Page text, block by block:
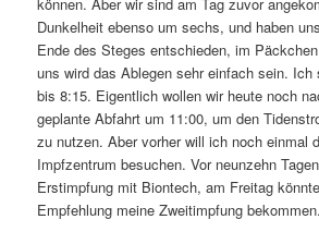
Dunkelheit ebenso um sechs, und haben
Ende des Steges entschieden, im
uns wird das Ablegen sehr einfach sein. Ich
bis 8:15. Eigentlich wollen wir heute noch
geplante Abfahrt um 11:00, um den
zu nutzen. Aber vorher will ich noch einmal
Impfzentrum besuchen. Vor neunzehn
Erstimpfung mit Biontech, am Freitag
Empfehlung meine Zweitimpfung bekommen.